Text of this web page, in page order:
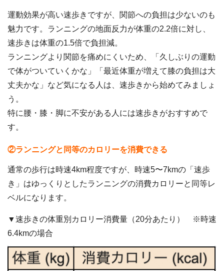
運動効果が高い速歩きですが、関節への負担は少ないのも
魅力です。ランニングの地面反力が体重の2.2倍に対し、
速歩きは体重の1.5倍で負担減。
ランニングより関節を痛めにくいため、「久しぶりの運動
で体がついていくかな」「最近体重が増えて膝の負担は大
丈夫かな」など気になる人は、速歩きから始めてみましょ
う。
特に腰・膝・脚に不安がある人には速歩きがおすすめで
す。
②ランニングと同等のカロリーを消費できる
通常の歩行は時速4km程度ですが、時速5〜7kmの「速歩
き」はゆっくりとしたランニングの消費カロリーと同等レ
ベルになります。
▼速歩きの体重別カロリー消費量（20分あたり） ※時速
6.4kmの場合